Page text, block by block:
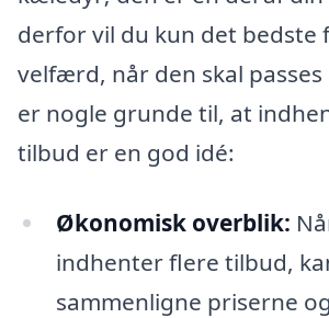
derfor vil du kun det bedste
velfærd, når den skal
er nogle grunde til, at
tilbud er en god idé:
Økonomisk overblik:
indhenter flere tilbud,
sammenligne priserne